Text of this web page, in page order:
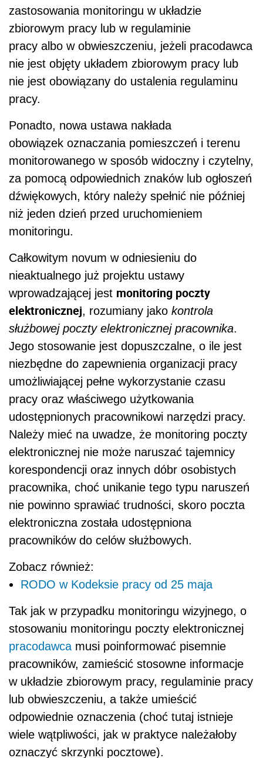
zastosowania monitoringu w układzie
zbiorowym pracy lub w regulaminie
pracy albo w obwieszczeniu, jeżeli pracodawca
nie jest objęty układem zbiorowym pracy lub
nie jest obowiązany do ustalenia regulaminu
pracy.
Ponadto, nowa ustawa nakłada
obowiązek oznaczania pomieszczeń i terenu
monitorowanego w sposób widoczny i czytelny,
za pomocą odpowiednich znaków lub ogłoszeń
dźwiękowych, który należy spełnić nie później
niż jeden dzień przed uruchomieniem
monitoringu.
Całkowitym novum w odniesieniu do
nieaktualnego już projektu ustawy
wprowadzającej jest monitoring poczty
elektronicznej, rozumiany jako kontrola
służbowej poczty elektronicznej pracownika.
Jego stosowanie jest dopuszczalne, o ile jest
niezbędne do zapewnienia organizacji pracy
umożliwiającej pełne wykorzystanie czasu
pracy oraz właściwego użytkowania
udostępnionych pracownikowi narzędzi pracy.
Należy mieć na uwadze, że monitoring poczty
elektronicznej nie może naruszać tajemnicy
korespondencji oraz innych dóbr osobistych
pracownika, choć unikanie tego typu naruszeń
nie powinno sprawiać trudności, skoro poczta
elektroniczna została udostępniona
pracowników do celów służbowych.
Zobacz również:
RODO w Kodeksie pracy od 25 maja
Tak jak w przypadku monitoringu wizyjnego, o
stosowaniu monitoringu poczty elektronicznej
pracodawca musi poinformować pisemnie
pracowników, zamieścić stosowne informacje
w układzie zbiorowym pracy, regulaminie pracy
lub obwieszczeniu, a także umieścić
odpowiednie oznaczenia (choć tutaj istnieje
wiele wątpliwości, jak w praktyce należałoby
oznaczyć skrzynki pocztowe).